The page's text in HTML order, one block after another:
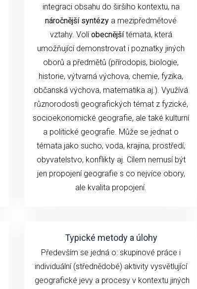
integraci obsahu do širšího kontextu, na
náročnější syntézy a mezipředmětové
vztahy. Volíobecnějšítémata, která
umožňující demonstrovat i poznatky jiných
oborů a předmětů (přírodopis, biologie,
historie, výtvarná výchova, chemie, fyzika,
občanská výchova, matematika aj.). Využívá
různorodosti geografických témat z fyzické,
socioekonomické geografie, ale také kulturní
a politické geografie. Může se jednat o
témata jako sucho, voda, krajina, prostředí,
obyvatelstvo, konflikty aj. Cílem nemusí být
jen propojení geografie s co nejvíce obory,
ale kvalita propojení.
Typické metody a úlohy
Především se jedná o: skupinové práce i
individuální (střednědobé) aktivity vysvětlující
geografické jevy a procesy v kontextu jiných